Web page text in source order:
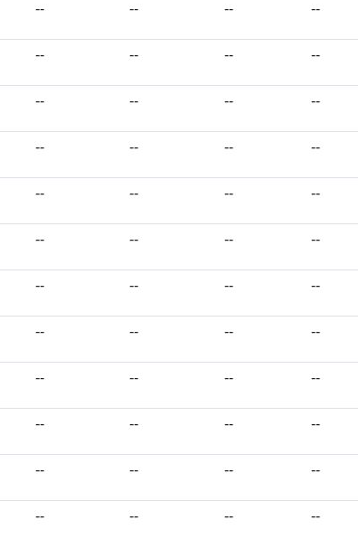
-- -- -- --
-- -- -- --
-- -- -- --
-- -- -- --
-- -- -- --
-- -- -- --
-- -- -- --
-- -- -- --
-- -- -- --
-- -- -- --
-- -- -- --
-- -- -- --